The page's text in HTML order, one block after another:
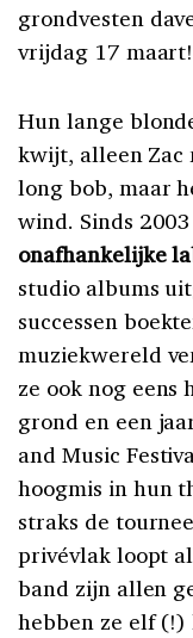
grondvesten
vrijdag 17 maart!
Hun lange
kwijt, alleen Zac
long bob, maar
wind. Sinds
onafhankelijke
studio albums
successen
muziekwereld
ze ook nog
grond en een
and Music
hoogmis in hun
straks de
privévlak loopt
band zijn allen
hebben ze elf (!)